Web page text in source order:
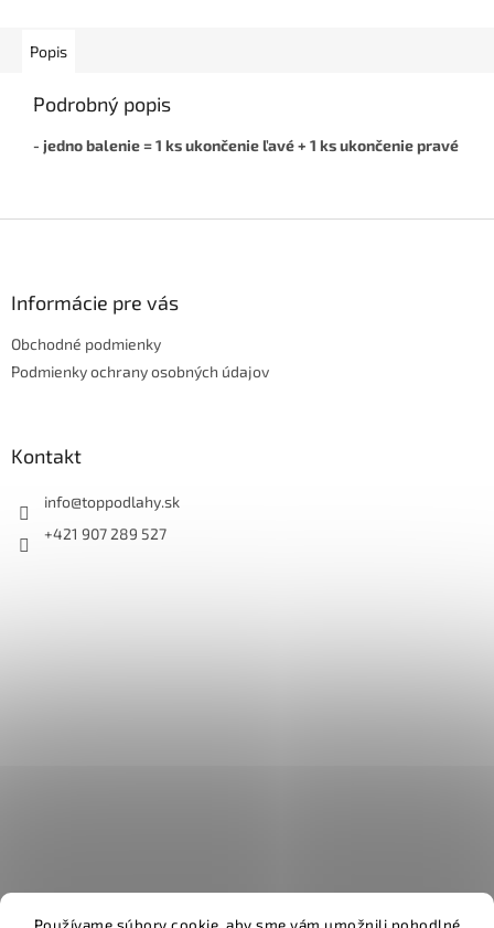
Popis
Podrobný popis
- jedno balenie = 1 ks ukončenie ľavé + 1 ks ukončenie pravé
Informácie pre vás
Obchodné podmienky
Podmienky ochrany osobných údajov
Kontakt
info@toppodlahy.sk
+421 907 289 527